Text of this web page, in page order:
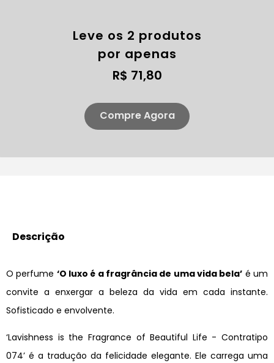
Leve os 2 produtos
por apenas
R$ 71,80
Compre Agora
Descrição
O perfume ‘O luxo é a fragrância de uma vida bela’ é um
convite a enxergar a beleza da vida em cada instante.
Sofisticado e envolvente.
‘Lavishness is the Fragrance of Beautiful Life - Contratipo
074’ é a tradução da felicidade elegante. Ele carrega uma